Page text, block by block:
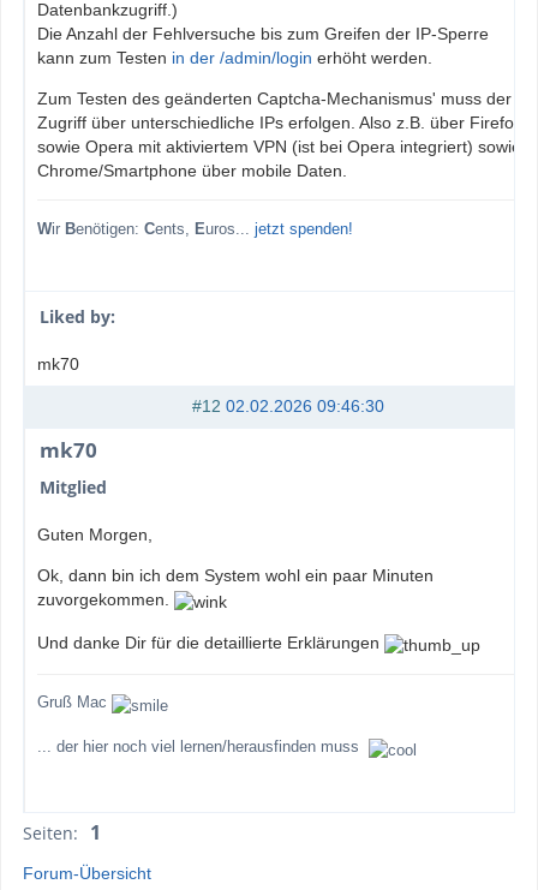
Datenbankzugriff.)
Die Anzahl der Fehlversuche bis zum Greifen der IP-Sperre
kann zum Testen in der /admin/login erhöht werden.
Zum Testen des geänderten Captcha-Mechanismus' muss der
Zugriff über unterschiedliche IPs erfolgen. Also z.B. über Firefox
sowie Opera mit aktiviertem VPN (ist bei Opera integriert) sowie
Chrome/Smartphone über mobile Daten.
Wir Benötigen: Cents, Euros... jetzt spenden!
Liked by:
mk70
#12 02.02.2026 09:46:30
mk70
Mitglied
Guten Morgen,
Ok, dann bin ich dem System wohl ein paar Minuten
zuvorgekommen.
Und danke Dir für die detaillierte Erklärungen
Gruß Mac
... der hier noch viel lernen/herausfinden muss
Seiten: 1
Forum-Übersicht